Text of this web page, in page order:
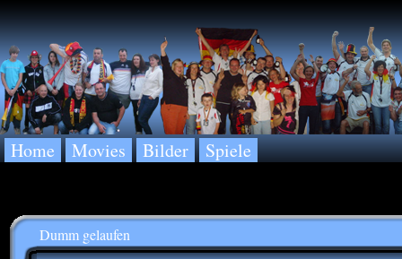
Home Movies Bilder Spiele
Dumm gelaufen